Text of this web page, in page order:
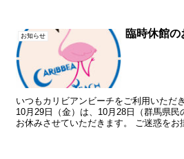
お知らせ 臨時休館の
いつもカリビアンビーチをご利用いただ
10月29日（金）は、10月28日（群馬県民
お休みさせていただきます。 ご迷惑をお